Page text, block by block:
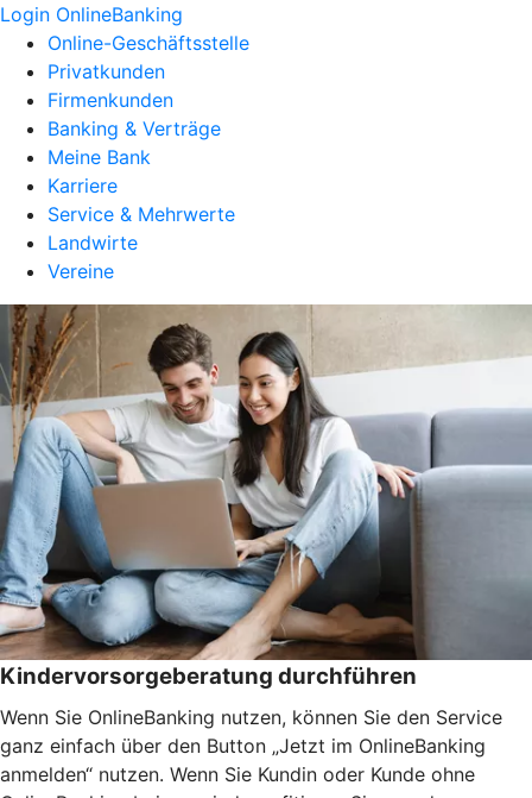
Login OnlineBanking
Online-Geschäftsstelle
Privatkunden
Firmenkunden
Banking & Verträge
Meine Bank
Karriere
Service & Mehrwerte
Landwirte
Vereine
Kindervorsorgeberatung durchführen
Wenn Sie OnlineBanking nutzen, können Sie den Service
ganz einfach über den Button „Jetzt im OnlineBanking
anmelden“ nutzen. Wenn Sie Kundin oder Kunde ohne